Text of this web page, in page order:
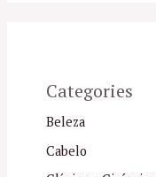
Categories
Beleza
Cabelo